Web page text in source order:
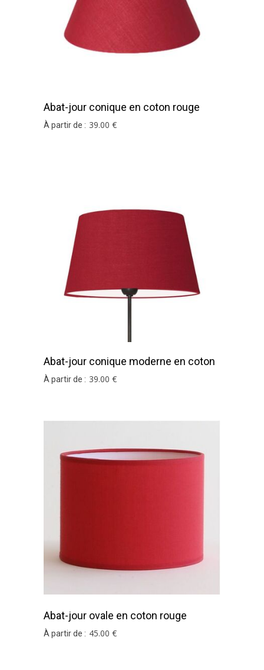
Abat-jour conique en coton rouge
À partir de : 39.00 €
Abat-jour conique moderne en coton
rouge
À partir de : 39.00 €
Abat-jour ovale en coton rouge
À partir de : 45.00 €